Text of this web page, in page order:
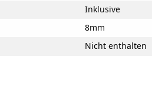
Inklusive
8mm
Nicht enthalten